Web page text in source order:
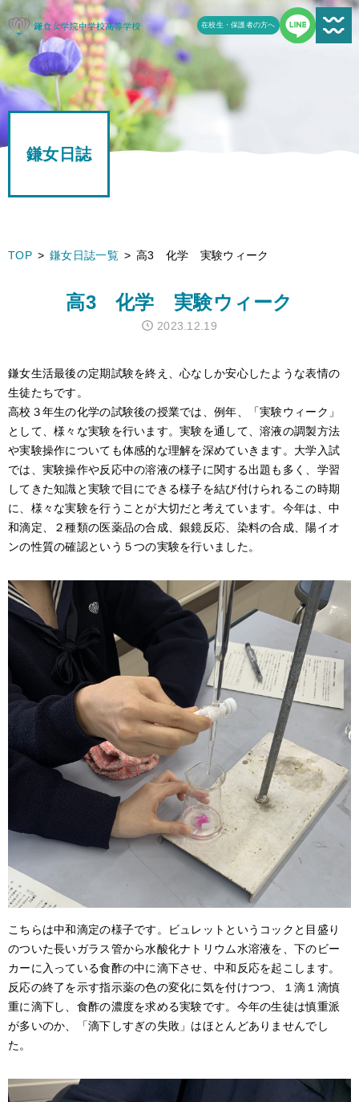
在校生・保護者の方へ
新着情報一覧
受験生の方へ
学校案内
鎌女の教育
アクセス
サイトポリシー
卒業生の方へ
鎌女日誌
TOP 鎌女日誌一覧 高3 化学 実験ウィーク
高3 化学 実験ウィーク
2023.12.19
鎌女生活最後の定期試験を終え、心なしか安心したような表情の
生徒たちです。
高校３年生の化学の試験後の授業では、例年、「実験ウィーク」
として、様々な実験を行います。実験を通して、溶液の調製方法
や実験操作についても体感的な理解を深めていきます。大学入試
では、実験操作や反応中の溶液の様子に関する出題も多く、学習
してきた知識と実験で目にできる様子を結び付けられるこの時期
に、様々な実験を行うことが大切だと考えています。今年は、中
和滴定、２種類の医薬品の合成、銀鏡反応、染料の合成、陽イオ
ンの性質の確認という５つの実験を行いました。
こちらは中和滴定の様子です。ビュレットというコックと目盛り
のついた長いガラス管から水酸化ナトリウム水溶液を、下のビー
カーに入っている食酢の中に滴下させ、中和反応を起こします。
反応の終了を示す指示薬の色の変化に気を付けつつ、１滴１滴慎
重に滴下し、食酢の濃度を求める実験です。今年の生徒は慎重派
が多いのか、「滴下しすぎの失敗」はほとんどありませんでし
た。